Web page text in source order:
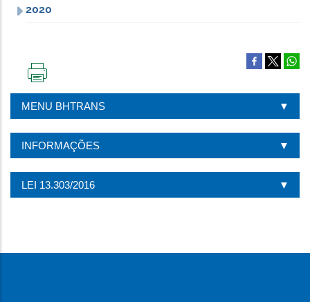
2020
PÁGINA
MENU BHTRANS
INFORMAÇÕES
LEI 13.303/2016